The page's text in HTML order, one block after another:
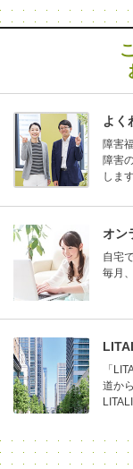
よく
障害
障害
します
オン
自宅
毎月
「
道か